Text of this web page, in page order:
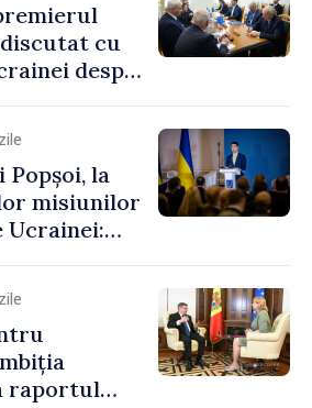
cu
despre
și
la
misiunilor
Ucrainei:
alăturat
raportul